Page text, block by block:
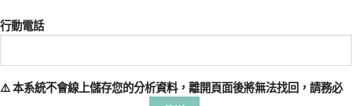
行動電話
⚠️ 本系統不會線上儲存您的分析資料，離開頁面後將無法找回，請務必